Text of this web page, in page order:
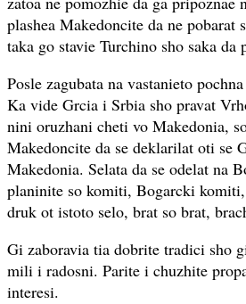
plashea Makedoncite da ne
taka go stavie Turchino sho saka da
Posle zagubata na vastanieto
Ka vide Grcia i Srbia sho pravat
nini oruzhani cheti vo Makedonia,
Makedoncite da se deklarilat oti se
Makedonia. Selata da se odelat na
planinite so komiti, Bogarcki
druk ot istoto selo, brat so brat,
Gi zaboravia tia dobrite tradici sho
mili i radosni. Parite i chuzhite
interesi.